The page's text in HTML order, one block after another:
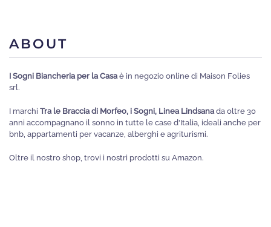
scelte
nella
pagina
ABOUT
I Sogni Biancheria per la Casa è in negozio online di Maison Folies
srl.
I marchi Tra le Braccia di Morfeo, i Sogni, Linea Lindsana da oltre 30
anni accompagnano il sonno in tutte le case d'Italia, ideali anche per
bnb, appartamenti per vacanze, alberghi e agriturismi.
Oltre il nostro shop, trovi i nostri prodotti su Amazon.